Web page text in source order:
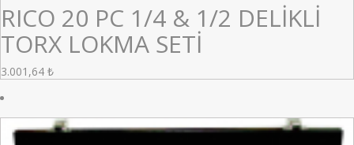
RICO 20 PC 1/4 & 1/2 DELİKLİ
TORX LOKMA SETİ
3.001,64 ₺